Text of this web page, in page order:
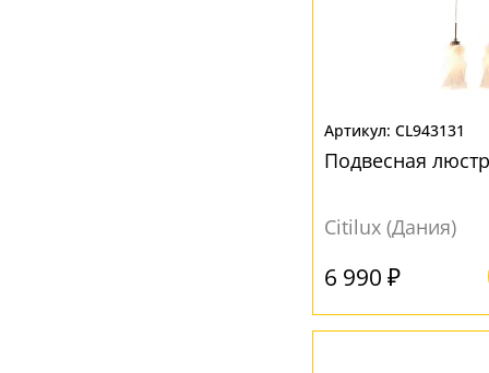
CL943131
Подвесная
Citilux (Дания)
6 990 ₽